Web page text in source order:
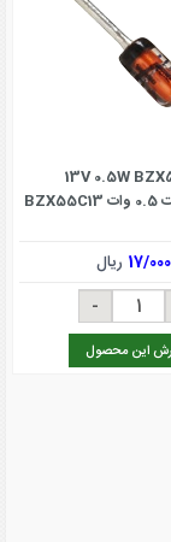
13V 0.5W
17/000 ریال
این محصول